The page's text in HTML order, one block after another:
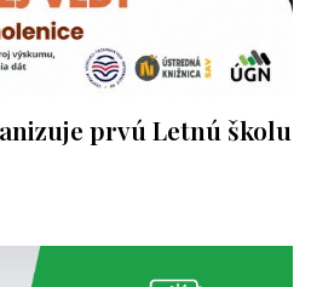
prvú Letnú školu